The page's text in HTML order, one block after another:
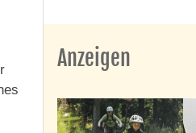
Anzeigen